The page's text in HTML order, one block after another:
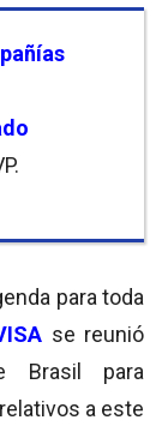
para toda
se reunió
Brasil para
a este